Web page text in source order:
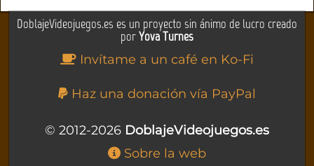
DoblajeVideojuegos.es es un proyecto sin ánimo de lucro creado
porYova Turnes
Invítame a un café en Ko-Fi
Haz una donación vía PayPal
© 2012-2026 DoblajeVideojuegos.es
Sobre la web